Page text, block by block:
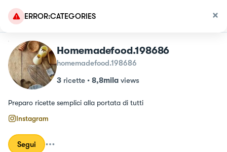
ERROR:CATEGORIES
Homemadefood.198686
homemadefood.198686
3 ricette • 8,8mila views
Preparo ricette semplici alla portata di tutti
Instagram
Segui